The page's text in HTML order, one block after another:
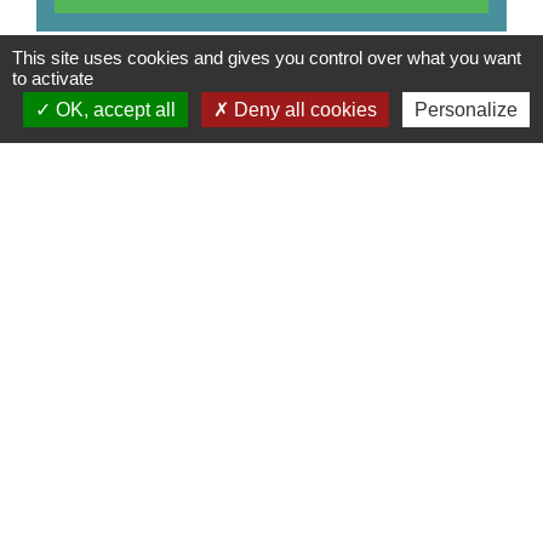
This site uses cookies and gives you control over what you want
to activate
OK, accept all
Deny all cookies Personalize